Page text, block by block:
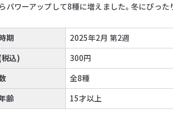
パワーアップして8種に増えました。冬にぴった
期
2025年2月 第2週
込)
300円
全8種
齢
15才以上